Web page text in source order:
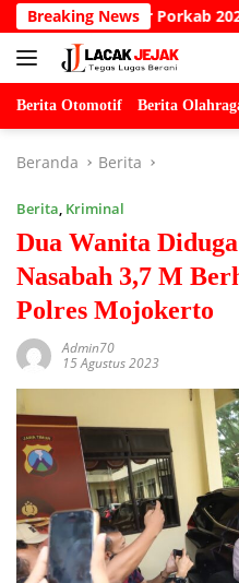
Langsung
ke
konten
Breaking News
Gelar Porkab 2026 untuk
Berita Otomotif Berita
Beranda Berita
Berita, Kriminal
Dua Wanita
Nasabah 3,7 M
Polres Mojokerto
Admin70
15 Agustus 2023